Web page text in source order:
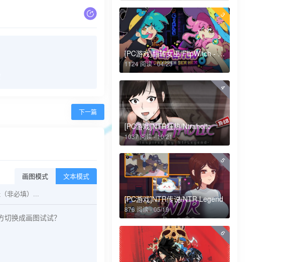
下一篇
画图模式 文本模式
3
[PC游戏]翻转女巫/FlipWitch - Forbidden Sex Hex
1124 阅读 - 04/23
4
[PC游戏]NTR狂热/Ntraholic
1037 阅读 - 10/21
5
[PC游戏]NTR传说/NTR Legend
876 阅读 - 05/19
6